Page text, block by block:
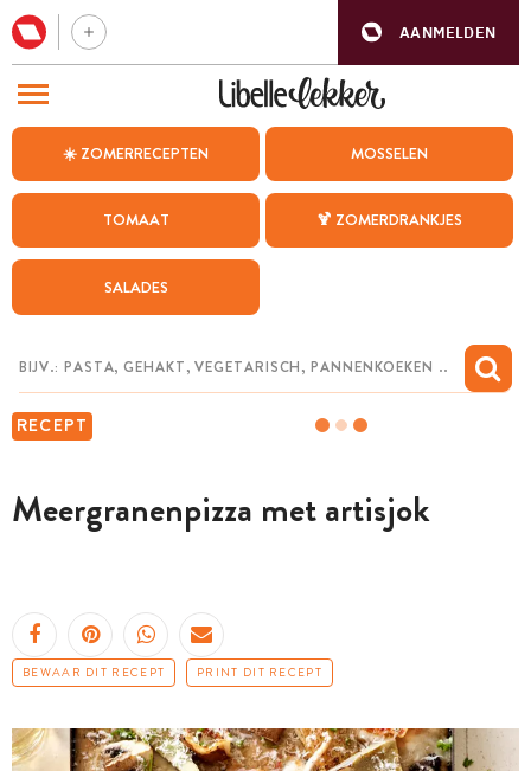
AANMELDEN
☀️ ZOMERRECEPTEN MOSSELEN
TOMAAT 🍹 ZOMERDRANKJES
SALADES
RECEPT
Meergranenpizza met artisjok
BEWAAR DIT RECEPT PRINT DIT RECEPT
BEZOEK ONZE ANDERE WEBSITES
WEEKMENU
CHAT MET MAIA
MIJN BEWAARDE RECEPTEN